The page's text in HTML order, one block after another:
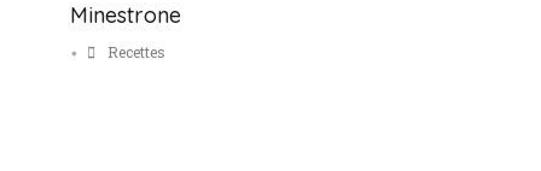
Minestrone
• Recettes